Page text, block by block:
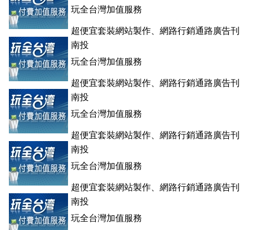
玩全台灣加值服務
超便宜套裝網站製作、網路行銷通路廣告刊
登、訂房系統、客房委託旅行社銷售，全面優惠中....
南投
玩全台灣加值服務
超便宜套裝網站製作、網路行銷通路廣告刊
登、訂房系統、客房委託旅行社銷售，全面優惠中....
南投
玩全台灣加值服務
超便宜套裝網站製作、網路行銷通路廣告刊
登、訂房系統、客房委託旅行社銷售，全面優惠中....
南投
玩全台灣加值服務
超便宜套裝網站製作、網路行銷通路廣告刊
登、訂房系統、客房委託旅行社銷售，全面優惠中....
南投
玩全台灣加值服務